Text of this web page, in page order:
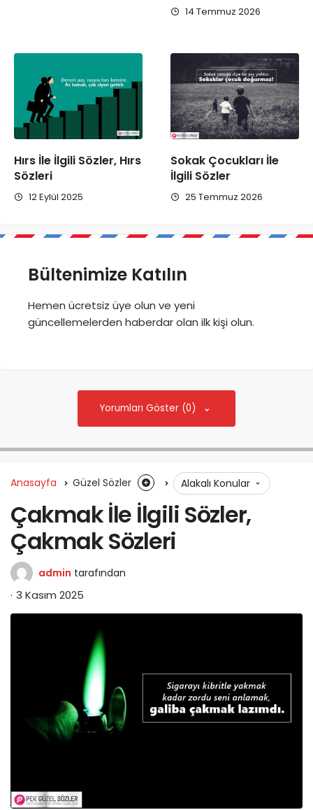
14 Temmuz 2026
Hırs İle İlgili Sözler, Hırs
Sözleri
12 Eylül 2025
Sokak Çocukları İle
İlgili Sözler
25 Temmuz 2026
Bültenimize Katılın
Hemen ücretsiz üye olun ve yeni
güncellemelerden haberdar olan ilk kişi olun.
Yorumları Göster (0)
Anasayfa Güzel Sözler Alakalı Konular
Çakmak İle İlgili Sözler,
Çakmak Sözleri
admin tarafından
3 Kasım 2025